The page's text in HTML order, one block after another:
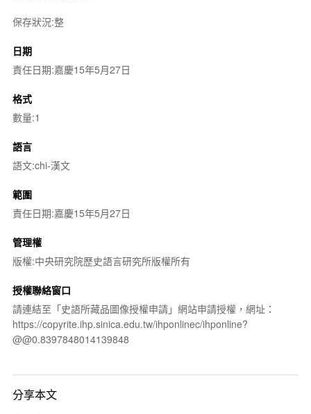
保存狀況:整
日期
責任日期:嘉慶15年5月27日
格式
數量:1
語言
語文:chi-漢文
範圍
責任日期:嘉慶15年5月27日
管理權
版權:中央研究院歷史語言研究所版權所有
授權聯絡窗口
請連結至「史語所藏品圖像授權申請」網站申請授權，網址：
https://copyrite.ihp.sinica.edu.tw/ihponlinec/ihponline?
@@0.8397848014139848
分享本文